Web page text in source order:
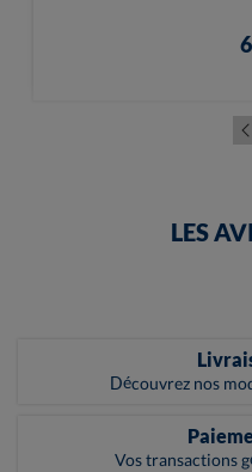
LES
Découvrez nos
Vos transactions